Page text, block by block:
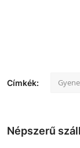
Címkék:
Népszerű